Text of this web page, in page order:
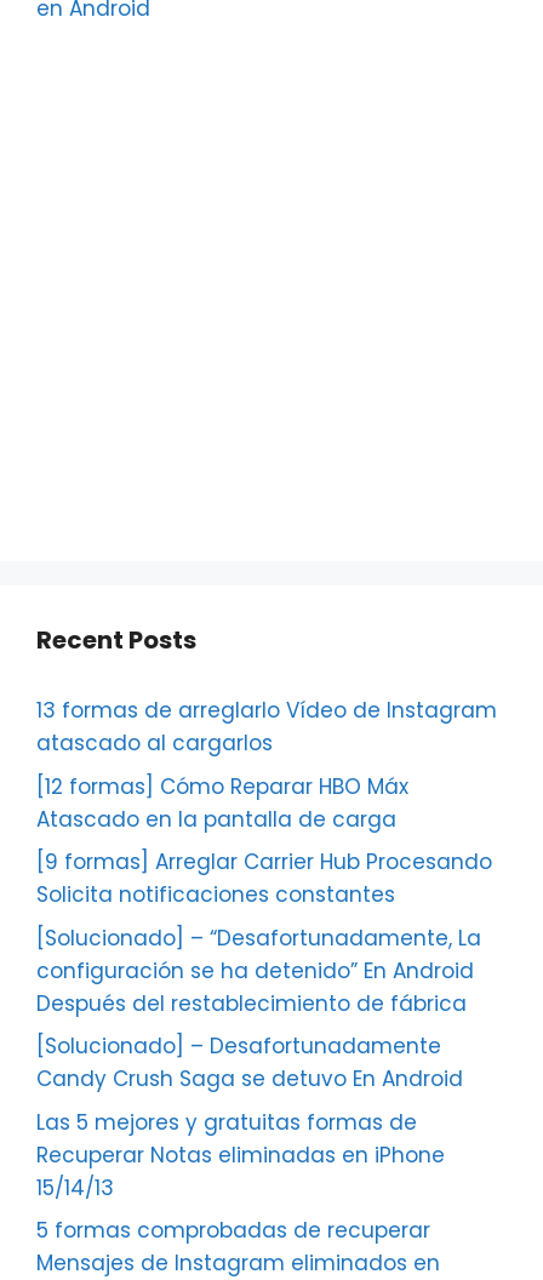
Recent Posts
13 formas de arreglarlo Vídeo de Instagram
atascado al cargarlos
[12 formas] Cómo Reparar HBO Máx
Atascado en la pantalla de carga
[9 formas] Arreglar Carrier Hub Procesando
Solicita notificaciones constantes
[Solucionado] – “Desafortunadamente, La
configuración se ha detenido” En Android
Después del restablecimiento de fábrica
[Solucionado] – Desafortunadamente
Candy Crush Saga se detuvo En Android
Las 5 mejores y gratuitas formas de
Recuperar Notas eliminadas en iPhone
15/14/13
5 formas comprobadas de recuperar
Mensajes de Instagram eliminados en